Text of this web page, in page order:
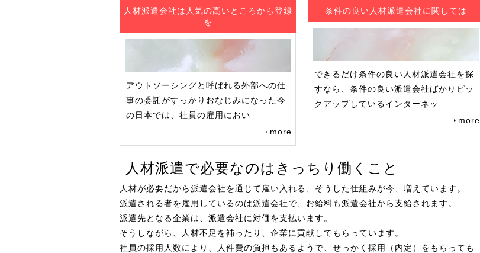
人材派遣会社は人気の高いところから登録
を
アウトソーシングと呼ばれる外部への仕
事の委託がすっかりおなじみになった今
の日本では、社員の雇用におい
more
条件の良い人材派遣会社に関しては
できるだけ条件の良い人材派遣会社を探
すなら、条件の良い派遣会社ばかりピッ
クアップしているインターネッ
more
人材派遣で必要なのはきっちり働くこと
人材が必要だから派遣会社を通じて雇い入れる、そうした仕組みが今、増えています。
派遣される者を雇用しているのは派遣会社で、お給料も派遣会社から支給されます。
派遣先となる企業は、派遣会社に対価を支払います。
そうしながら、人材不足を補ったり、企業に貢献してもらっています。
社員の採用人数により、人件費の負担もあるようで、せっかく採用（内定）をもらっても